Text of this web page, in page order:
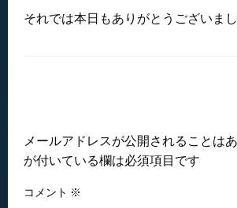
それでは本日もありがとうございまし
メールアドレスが公開されることはあ
が付いている欄は必須項目です
コメント ※